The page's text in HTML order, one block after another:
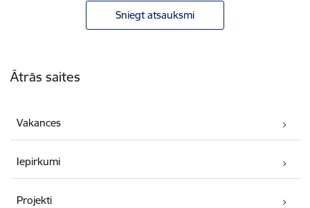
Sniegt atsauksmi
Ātrās saites
Vakances
Iepirkumi
Projekti